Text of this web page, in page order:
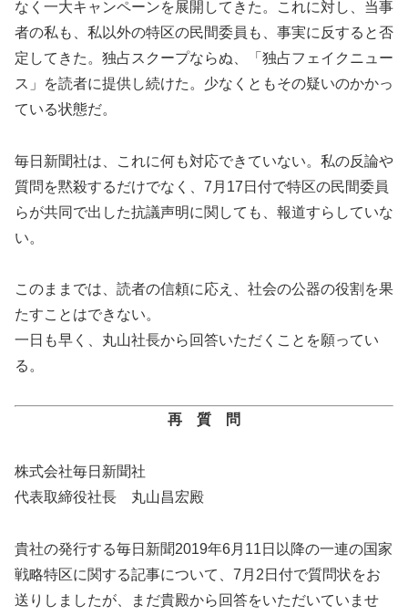
なく一大キャンペーンを展開してきた。これに対し、当事
者の私も、私以外の特区の民間委員も、事実に反すると否
定してきた。独占スクープならぬ、「独占フェイクニュー
ス」を読者に提供し続けた。少なくともその疑いのかかっ
ている状態だ。
毎日新聞社は、これに何も対応できていない。私の反論や
質問を黙殺するだけでなく、7月17日付で特区の民間委員
らが共同で出した抗議声明に関しても、報道すらしていな
い。
このままでは、読者の信頼に応え、社会の公器の役割を果
たすことはできない。
一日も早く、丸山社長から回答いただくことを願ってい
る。
再 質 問
株式会社毎日新聞社
代表取締役社長 丸山昌宏殿
貴社の発行する毎日新聞2019年6月11日以降の一連の国家
戦略特区に関する記事について、7月2日付で質問状をお
送りしましたが、まだ貴殿から回答をいただいていませ